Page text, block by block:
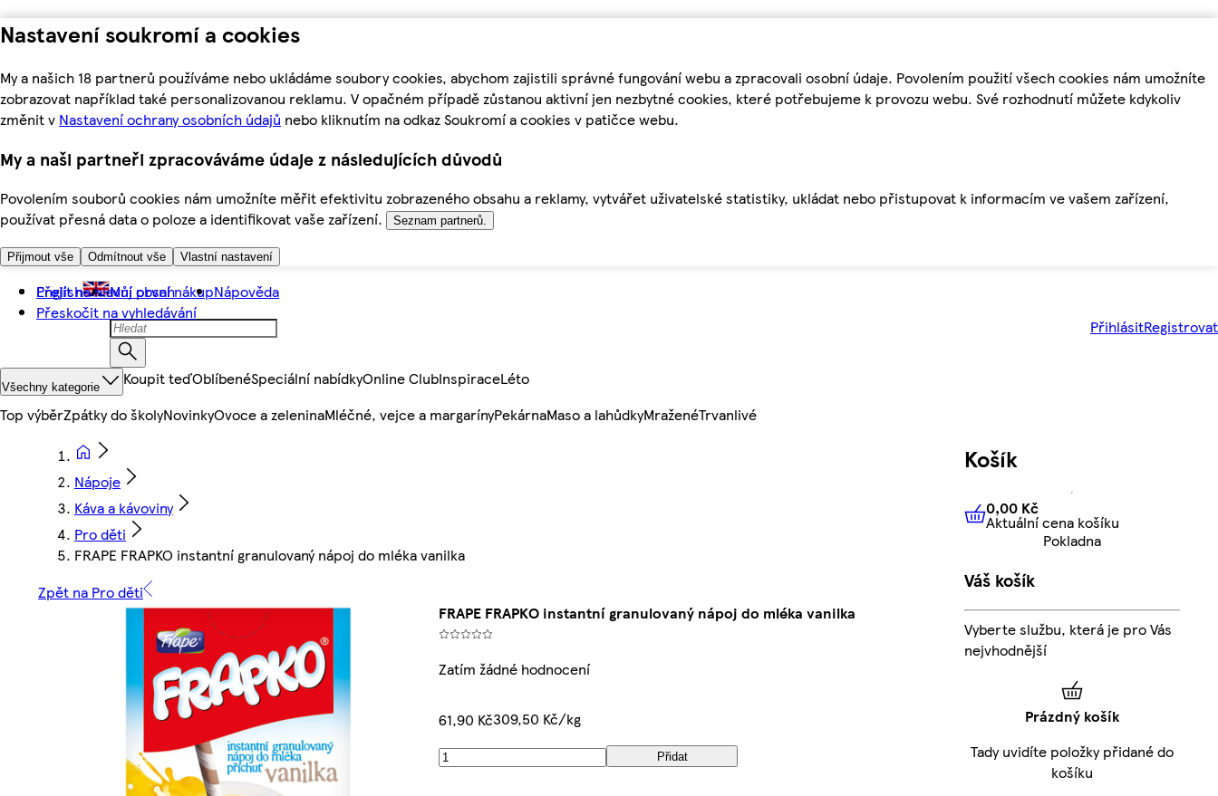
Nastavení soukromí a cookies
My a našich 18 partnerů používáme nebo ukládáme soubory cookies, abychom zajistili správné fungování webu a zpracovali osobní údaje. Povolením použití všech cookies nám umožníte
zobrazovat například také personalizovanou reklamu. V opačném případě zůstanou aktivní jen nezbytné cookies, které potřebujeme k provozu webu. Své rozhodnutí můžete kdykoliv
změnit v Nastavení ochrany osobních údajů nebo kliknutím na odkaz Soukromí a cookies v patičce webu.
My a naši partneři zpracováváme údaje z následujících důvodů
Povolením souborů cookies nám umožníte měřit efektivitu zobrazeného obsahu a reklamy, vytvářet uživatelské statistiky, ukládat nebo přistupovat k informacím ve vašem zařízení,
používat přesná data o poloze a identifikovat vaše zařízení.
Seznam partnerů.
Přijmout vše Odmítnout vše Vlastní nastavení
Přejít na hlavní obsah
Přeskočit na vyhledávání
English Můj první nákupNápověda
PřihlásitRegistrovat
Všechny kategorie Koupit teďOblíbenéSpeciální nabídkyOnline ClubInspiraceLéto
Top výběrZpátky do školyNovinkyOvoce a zeleninaMléčné, vejce a margarínyPekárnaMaso a lahůdkyMraženéTrvanlivé
Nápoje
Káva a kávoviny
Pro děti
FRAPE FRAPKO instantní granulovaný nápoj do mléka vanilka
Zpět na Pro děti
FRAPE FRAPKO instantní granulovaný nápoj do mléka vanilka
Zatím žádné hodnocení
61,90 Kč309,50 Kč/kg
Přidat
Košík
0,00 KčAktuální cena košíku
0,00 Kč
Aktuální cena košíku
Pokladna
Váš košík
Vyberte službu, která je pro Vás
nejvhodnější
Prázdný košík
Tady uvidíte položky přidané do
košíku